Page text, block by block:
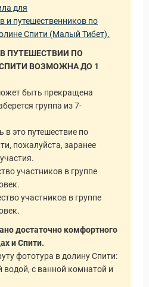
для
и путешественников по
Спити (Малый Тибет).
ПУТЕШЕСТВИИ ПО
ВОЗМОЖНА ДО 1
быть прекращена
группа из 7-
в это путешествие по
пожалуйста, заранее
участников в группе
участников в группе
достаточно комфортного
и Спити.
фототура в долину Спити:
водой, с ванной комнатой и